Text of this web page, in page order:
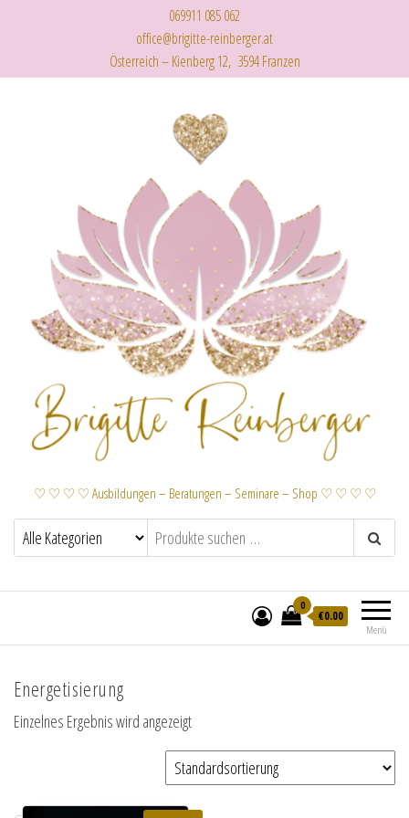
069911 085 062
office@brigitte-reinberger.at
Österreich – Kienberg 12, 3594 Franzen
♡ ♡ ♡ ♡ Ausbildungen – Beratungen – Seminare – Shop ♡ ♡ ♡ ♡
Menü
0
€0.00
Energetisierung
Einzelnes Ergebnis wird angezeigt